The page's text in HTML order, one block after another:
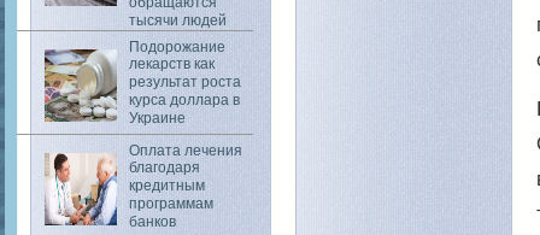
тысячи людей
Подорожание
лекарств как
результат роста
курса доллара в
Украине
Оплата лечения
благодаря
кредитным
программам
банков